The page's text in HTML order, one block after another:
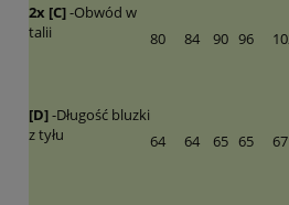
2x [C]-Obwód w
talii
80 84 90 96
[D]-Długość bluzki
z tyłu
64 64 65 65 67